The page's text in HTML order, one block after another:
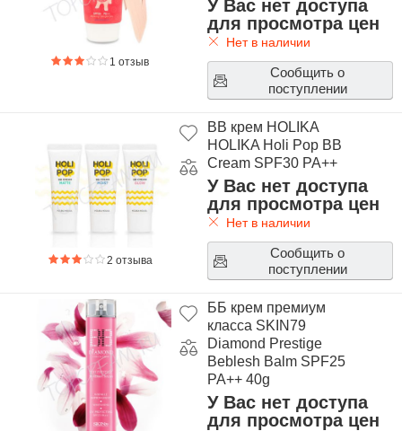
1 отзыв
У Вас нет доступа
для просмотра цен
Нет в наличии
Сообщить о
поступлении
2 отзыва
BB крем HOLIKA
HOLIKA Holi Pop BB
Cream SPF30 PA++
У Вас нет доступа
для просмотра цен
Нет в наличии
Сообщить о
поступлении
ББ крем премиум
класса SKIN79
Diamond Prestige
Beblesh Balm SPF25
PA++ 40g
У Вас нет доступа
для просмотра цен